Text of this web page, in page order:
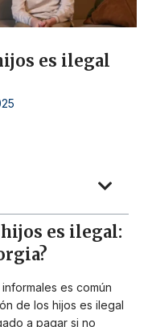
es ilegal
es ilegal:
es común
de los hijos es ilegal
a pagar si no